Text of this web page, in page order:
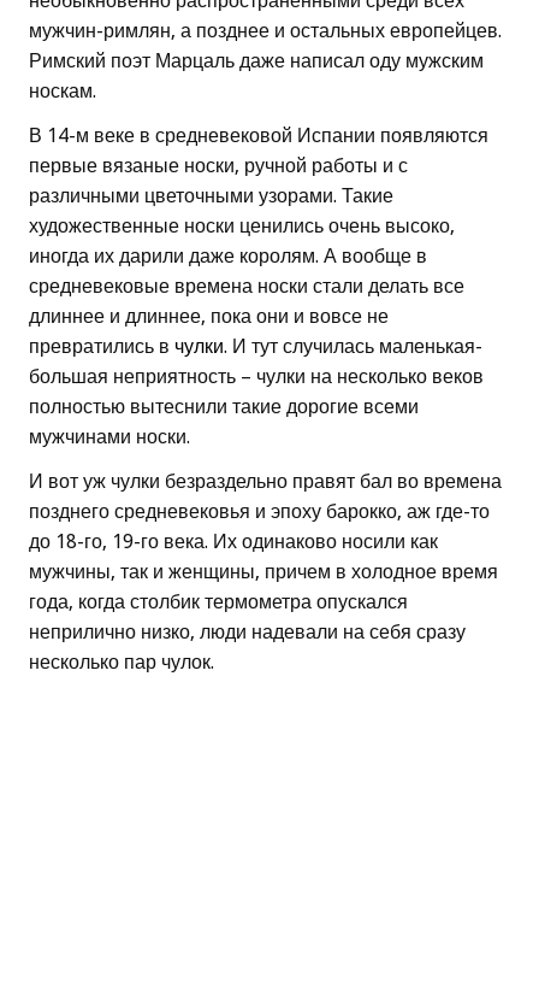
мужчин-римлян, а позднее и остальных европейцев.
Римский поэт Марцаль даже написал оду мужским
носкам.
В 14-м веке в средневековой Испании появляются
первые вязаные носки, ручной работы и с
различными цветочными узорами. Такие
художественные носки ценились очень высоко,
иногда их дарили даже королям. А вообще в
средневековые времена носки стали делать все
длиннее и длиннее, пока они и вовсе не
превратились в чулки. И тут случилась маленькая-
большая неприятность – чулки на несколько веков
полностью вытеснили такие дорогие всеми
мужчинами носки.
И вот уж чулки безраздельно правят бал во времена
позднего средневековья и эпоху барокко, аж где-то
до 18-го, 19-го века. Их одинаково носили как
мужчины, так и женщины, причем в холодное время
года, когда столбик термометра опускался
неприлично низко, люди надевали на себя сразу
несколько пар чулок.